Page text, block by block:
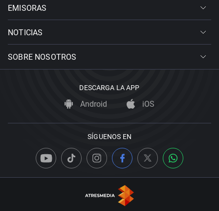
EMISORAS
NOTICIAS
SOBRE NOSOTROS
DESCARGA LA APP
Android iOS
SÍGUENOS EN